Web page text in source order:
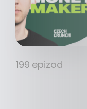
199 epizod